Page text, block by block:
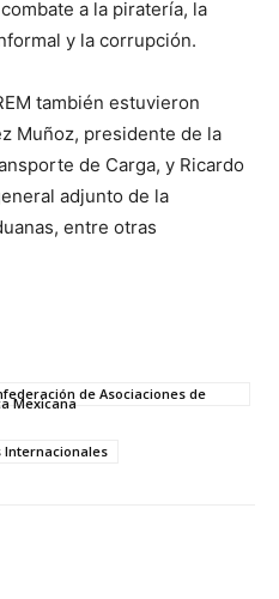
a la piratería, la
y la corrupción.
también estuvieron
Muñoz, presidente de la
de Carga, y Ricardo
adjunto de la
entre otras
de Asociaciones de
Mexicana
Internacionales